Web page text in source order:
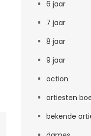
6 jaar
7 jaar
8 jaar
9 jaar
action
artiesten
bekende